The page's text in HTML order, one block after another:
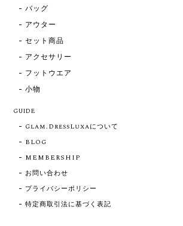
バッグ
アウター
セット商品
アクセサリー
フットウエア
小物
GUIDE
Glam.DressLuxaについて
BLOG
MEMBERSHIP
お問い合わせ
プライバシーポリシー
特定商取引法に基づく表記